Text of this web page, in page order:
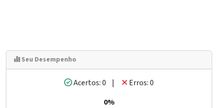
Seu Desempenho
Acertos: 0 |
Erros: 0
0%